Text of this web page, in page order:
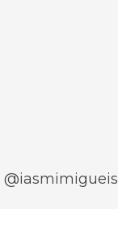
@iasmimigueis